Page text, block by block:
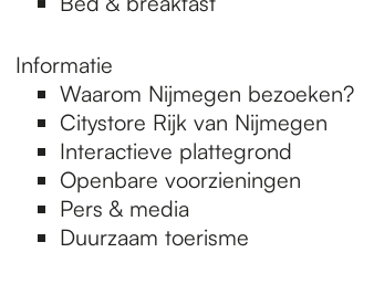
Informatie
Waarom Nijmegen bezoeken?
Citystore Rijk van Nijmegen
Interactieve plattegrond
Openbare voorzieningen
Pers & media
Duurzaam toerisme